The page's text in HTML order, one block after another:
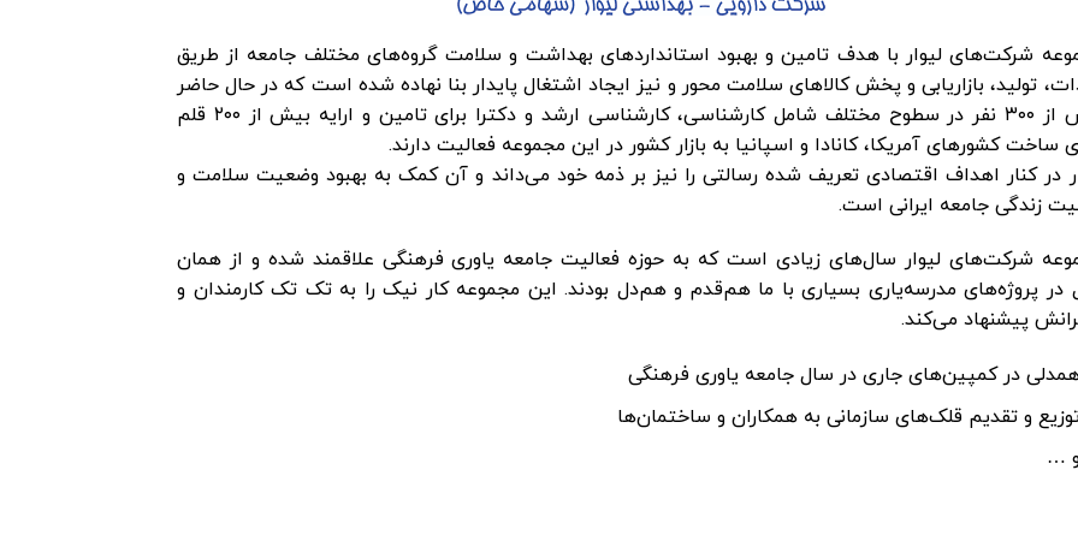
شرکت‌های لیوار با هدف تامین و بهبود استانداردهای بهداشت و سلامت گروه‌های مختلف جامعه از طریق
تولید، بازاریابی و پخش کالاهای سلامت محور و نیز ایجاد اشتغال پایدار بنا نهاده شده است که در حال حاضر
بیش از ۳۰۰ نفر در سطوح مختلف شامل کارشناسی، کارشناسی ارشد و دکترا برای تامین و ارایه بیش از ۲۰۰ قلم
ساخت کشورهای آمریکا، کانادا و اسپانیا به بازار کشور در این مجموعه فعالیت دارند.
در کنار اهداف اقتصادی تعریف شده رسالتی را نیز بر ذمه خود می‌داند و آن کمک به بهبود وضعیت سلامت و
زندگی جامعه ایرانی است.
شرکت‌های لیوار سال‌های زیادی است که به حوزه فعالیت جامعه یاوری فرهنگی علاقمند شده و از همان
در پروژه‌های مدرسه‌یاری بسیاری با ما هم‌قدم و هم‌دل بودند. این مجموعه کار نیک را به تک تک کارمندان و
پیشنهاد می‌کند.
در کمپین‌های جاری در سال جامعه یاوری فرهنگی
و تقدیم قلک‌های سازمانی به همکاران و ساختمان‌ها
…